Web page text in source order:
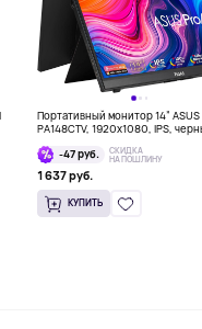
Портативный монитор 14”
PA148CTV, 1920x1080, IPS,
-47 руб.
СКИДКА
НА ПОШЛИНУ
1 637 руб.
КУПИТЬ